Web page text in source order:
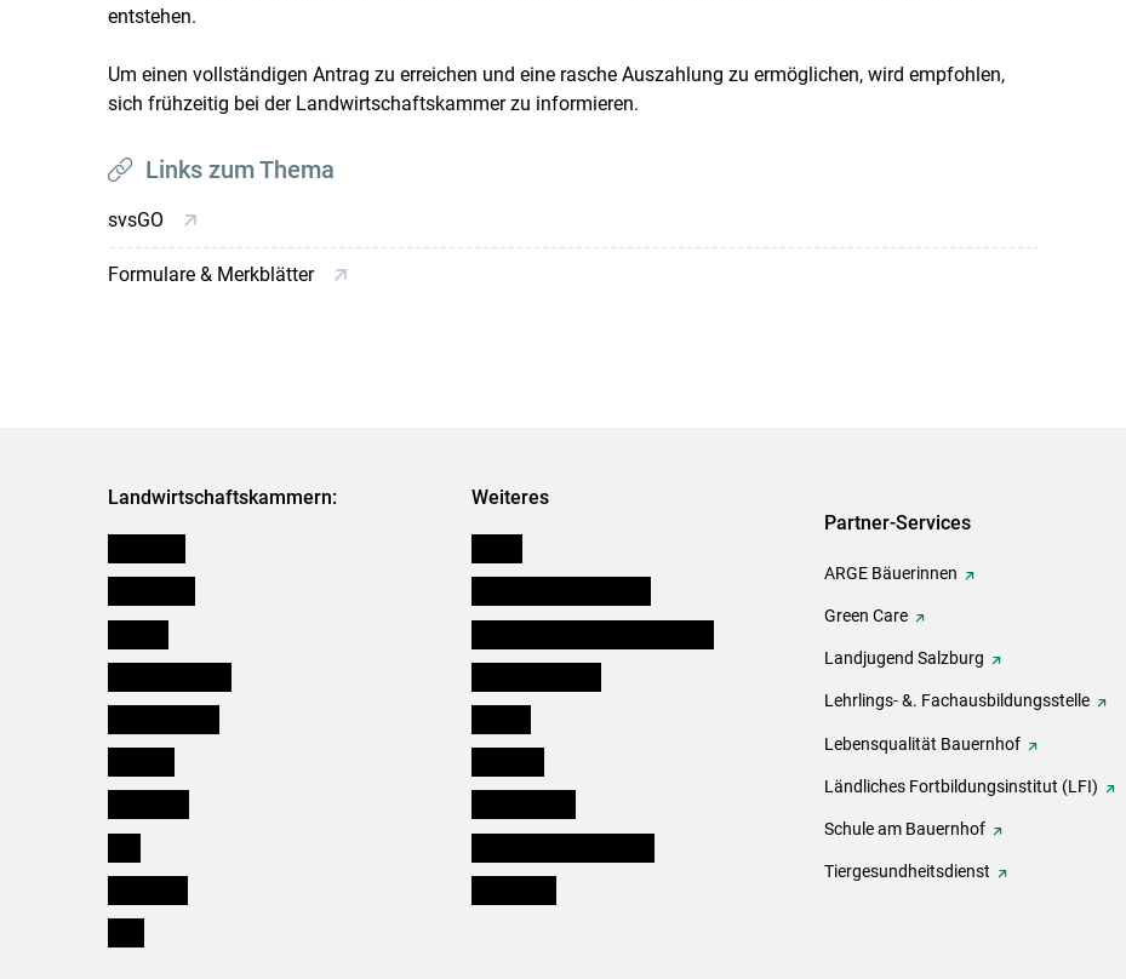
entstehen.
Um einen vollständigen Antrag zu erreichen und eine rasche Auszahlung zu ermöglichen, wird empfohlen,
sich frühzeitig bei der Landwirtschaftskammer zu informieren.
Links zum Thema
svsGO
Formulare & Merkblätter
Landwirtschaftskammern: Weiteres
Partner-Services
ARGE Bäuerinnen
Green Care
Landjugend Salzburg
Lehrlings- &. Fachausbildungsstelle
Lebensqualität Bauernhof
Ländliches Fortbildungsinstitut (LFI)
Schule am Bauernhof
Tiergesundheitsdienst